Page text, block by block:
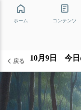
ホーム コンテンツ
戻る